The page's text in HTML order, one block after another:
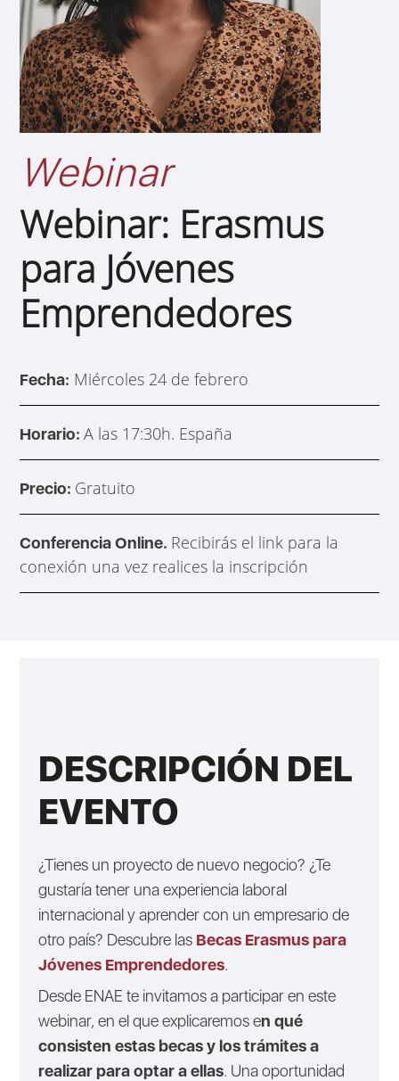
Webinar
Webinar: Erasmus
para Jóvenes
Emprendedores
Fecha: Miércoles 24 de febrero
Horario:A las 17:30h. España
Precio: Gratuito
Conferencia Online. Recibirás el link para la
conexión una vez realices la inscripción
DESCRIPCIÓN DEL
EVENTO
¿Tienes un proyecto de nuevo negocio? ¿Te
gustaría tener una experiencia laboral
internacional y aprender con un empresario de
otro país? Descubre las Becas Erasmus para
Jóvenes Emprendedores.
Desde ENAE te invitamos a participar en este
webinar, en el que explicaremos en qué
consisten estas becas y los trámites a
realizar para optar a ellas. Una oportunidad